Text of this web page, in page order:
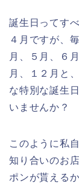
誕生日ってす
４月ですが、
月、５月、６
月、１２月と
な特別な誕生
いませんか？
このように私
知り合いのお
ポンが貰える